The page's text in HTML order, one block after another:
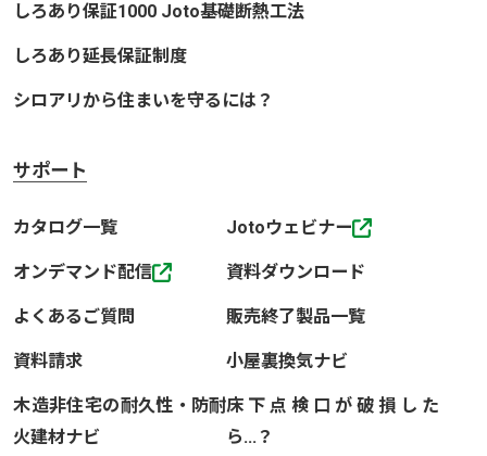
しろあり保証1000 Joto基礎断熱工法
しろあり延長保証制度
シロアリから住まいを守るには？
サポート
カタログ一覧 Jotoウェビナー
オンデマンド配信 資料ダウンロード
よくあるご質問 販売終了製品一覧
資料請求 小屋裏換気ナビ
木造非住宅の耐久性・防耐
火建材ナビ
床下点検口が破損した
ら…？